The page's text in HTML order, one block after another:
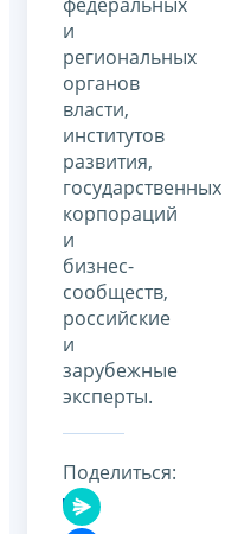
и
региональных
органов
власти,
институтов
развития,
государственных
корпораций
и
бизнес-
сообществ,
российские
и
зарубежные
эксперты.
Поделиться: